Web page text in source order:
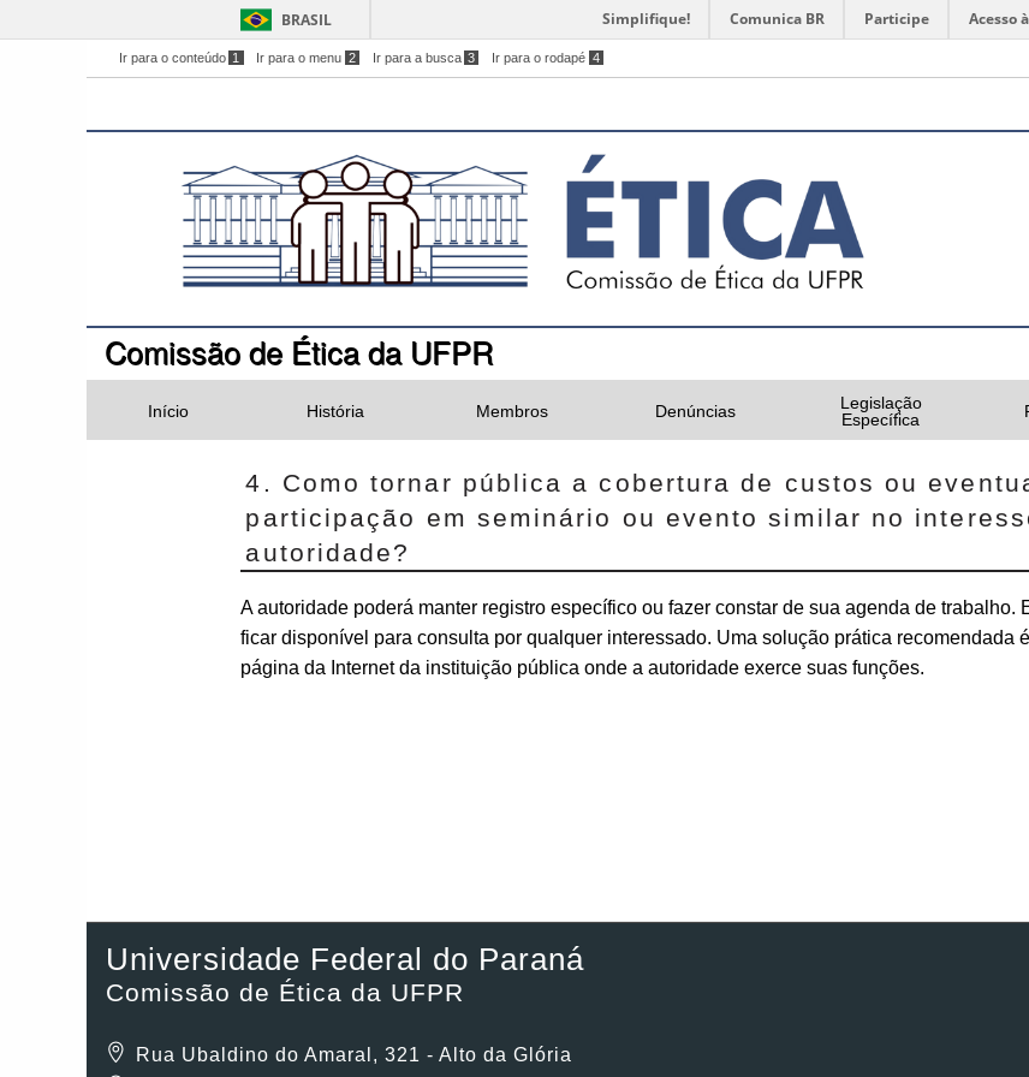
BRASIL Simplifique! Comunica BR Participe Acesso
Ir para o conteúdo 1 Ir para o menu 2 Ir para a busca 3 Ir para o rodapé 4
Comissão de Ética da UFPR
Início História Membros Denúncias
Legislação
Específica
4. Como tornar pública a cobertura de custos ou
participação em seminário ou evento similar no
autoridade?
A autoridade poderá manter registro específico ou fazer constar de sua agenda de trabalho.
ficar disponível para consulta por qualquer interessado. Uma solução prática recomendada
página da Internet da instituição pública onde a autoridade exerce suas funções.
Universidade Federal do Paraná
Comissão de Ética da UFPR
Rua Ubaldino do Amaral, 321 - Alto da Glória